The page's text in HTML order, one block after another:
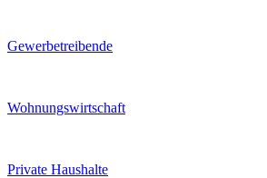
Gewerbetreibende
Wohnungswirtschaft
Private Haushalte